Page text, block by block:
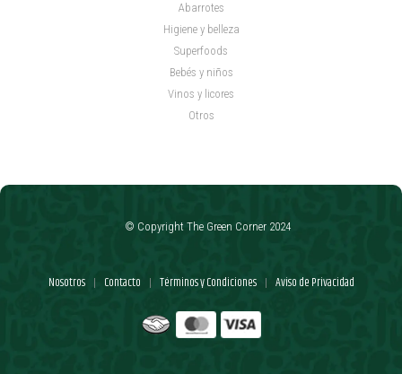
Abarrotes
Higiene y belleza
Superfoods
Bebés y niños
Vinos y licores
Otros
Nosotros | Contacto | Términos y Condiciones | Aviso de Privacidad
© Copyright The Green Corner 2024